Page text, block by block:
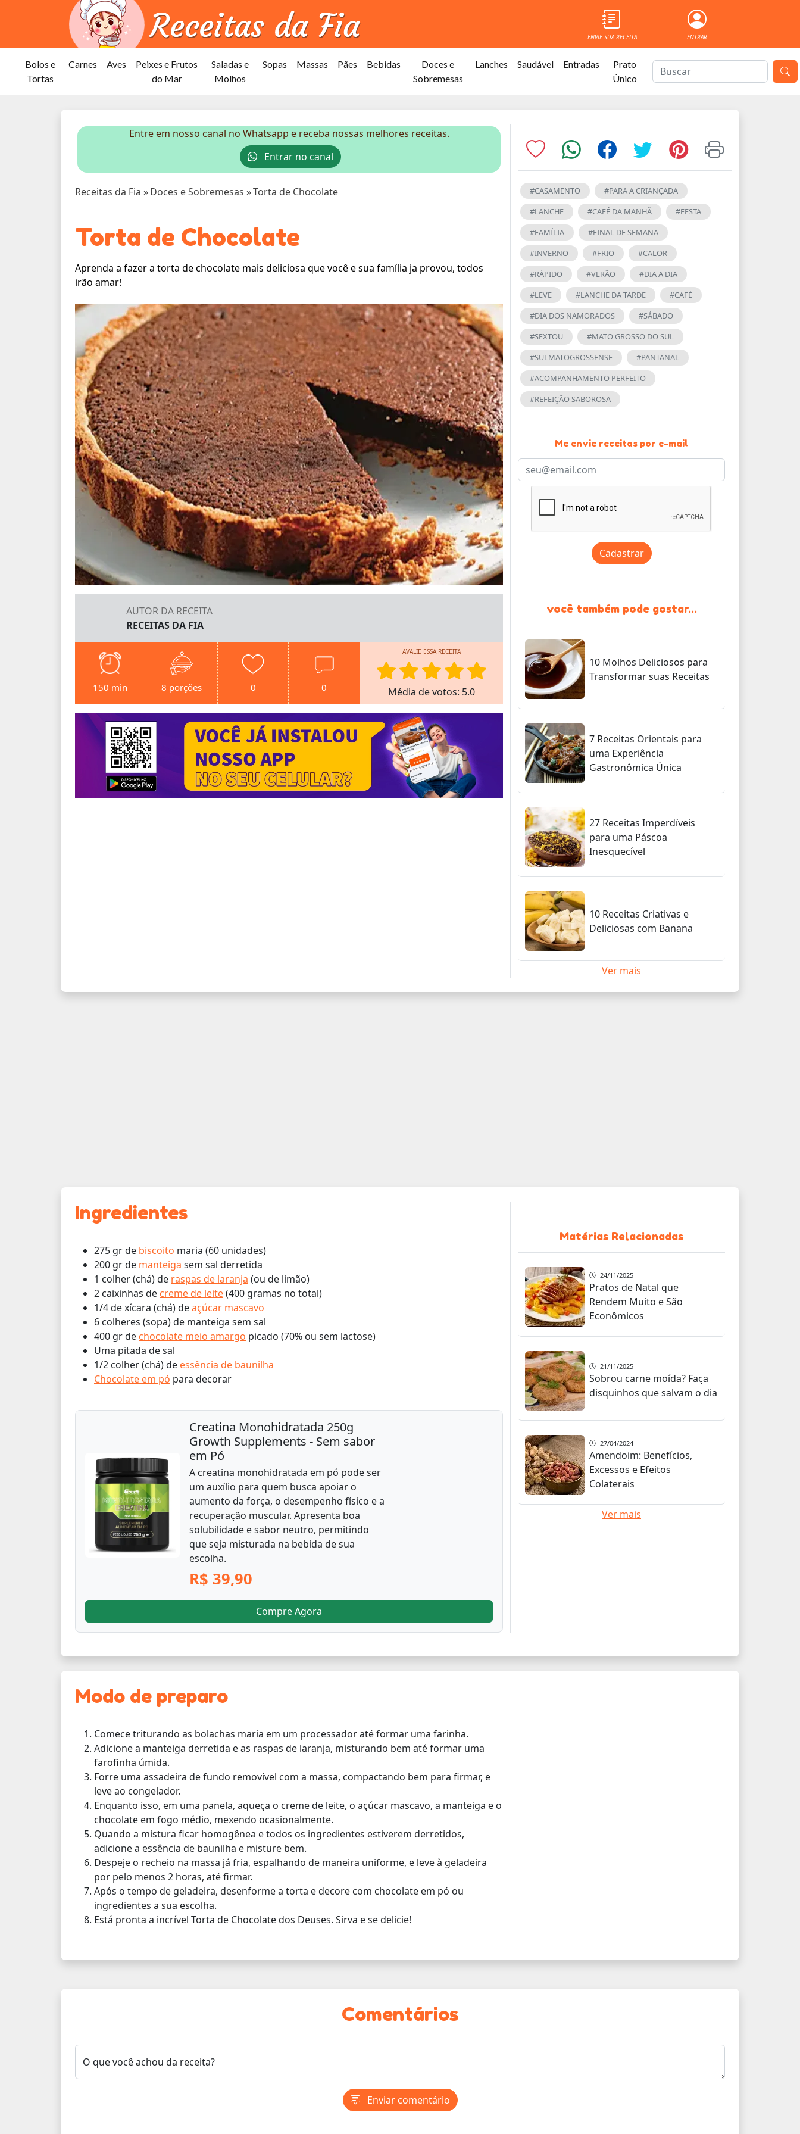
ENVIE SUA RECEITA ENTRAR
Bolos e
Tortas
Carnes Aves
Peixes e Frutos
do Mar
Saladas e
Molhos
Sopas Massas Pães Bebidas
Doces e
Sobremesas
Lanches Saudável Entradas
Prato
Único
Entre em nosso canal no Whatsapp e receba nossas melhores receitas.
Entrar no canal
Receitas da Fia »Doces e Sobremesas »Torta de Chocolate
Torta de Chocolate
Aprenda a fazer a torta de chocolate mais deliciosa que você e sua família ja provou, todos
irão amar!
AUTOR DA RECEITA
RECEITAS DA FIA
150 min 8 porções 0 0
AVALIE ESSA RECEITA
Média de votos: 5.0
#CASAMENTO
#PARA A CRIANÇADA
#LANCHE
#CAFÉ DA MANHÃ
#FESTA
#FAMÍLIA
#FINAL DE SEMANA
#INVERNO
#FRIO
#CALOR
#RÁPIDO
#VERÃO
#DIA A DIA
#LEVE
#LANCHE DA TARDE
#CAFÉ
#DIA DOS NAMORADOS
#SÁBADO
#SEXTOU
#MATO GROSSO DO SUL
#SULMATOGROSSENSE
#PANTANAL
#ACOMPANHAMENTO PERFEITO
#REFEIÇÃO SABOROSA
Me envie receitas por e-mail
Cadastrar
você também pode gostar...
10 Molhos Deliciosos para
Transformar suas Receitas
7 Receitas Orientais para
uma Experiência
Gastronômica Única
27 Receitas Imperdíveis
para uma Páscoa
Inesquecível
10 Receitas Criativas e
Deliciosas com Banana
Ver mais
Ingredientes
275 gr de biscoito maria (60 unidades)
200 gr de manteiga sem sal derretida
1 colher (chá) de raspas de laranja (ou de limão)
2 caixinhas de creme de leite(400 gramas no total)
1/4 de xícara (chá) deaçúcar mascavo
6 colheres (sopa) de manteiga sem sal
400 gr de chocolate meio amargo picado (70% ou sem lactose)
Uma pitada de sal
1/2 colher (chá) de essência de baunilha
Chocolate em pó para decorar
Creatina Monohidratada 250g
Growth Supplements - Sem sabor
em Pó
A creatina monohidratada em pó pode ser
um auxílio para quem busca apoiar o
aumento da força, o desempenho físico e a
recuperação muscular. Apresenta boa
solubilidade e sabor neutro, permitindo
que seja misturada na bebida de sua
escolha.
R$ 39,90
Compre Agora
Matérias Relacionadas
24/11/2025
Pratos de Natal que
Rendem Muito e São
Econômicos
21/11/2025
Sobrou carne moída? Faça
disquinhos que salvam o dia
27/04/2024
Amendoim: Benefícios,
Excessos e Efeitos
Colaterais
Ver mais
Modo de preparo
Comece triturando as bolachas maria em um processador até formar uma farinha.
Adicione a manteiga derretida e as raspas de laranja, misturando bem até formar uma
farofinha úmida.
Forre uma assadeira de fundo removível com a massa, compactando bem para firmar, e
leve ao congelador.
Enquanto isso, em uma panela, aqueça o creme de leite, o açúcar mascavo, a manteiga e o
chocolate em fogo médio, mexendo ocasionalmente.
Quando a mistura ficar homogênea e todos os ingredientes estiverem derretidos,
adicione a essência de baunilha e misture bem.
Despeje o recheio na massa já fria, espalhando de maneira uniforme, e leve à geladeira
por pelo menos 2 horas, até firmar.
Após o tempo de geladeira, desenforme a torta e decore com chocolate em pó ou
ingredientes a sua escolha.
Está pronta a incrível Torta de Chocolate dos Deuses. Sirva e se delicie!
Comentários
O que você achou da receita?
Enviar comentário